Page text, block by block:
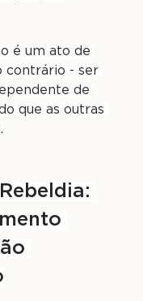
é um ato de
contrário - ser
de
que as outras